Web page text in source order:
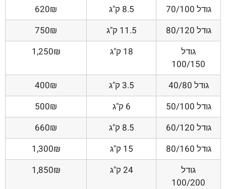
גודל 70/100
8.5 ק"ג
620₪
גודל 80/120
11.5 ק"ג
750₪
גודל
100/150
18 ק"ג 1,250₪
גודל 40/80 3.5 ק"ג
400₪
גודל 50/100
6 ק"ג
500₪
גודל 60/120
8.5 ק"ג
660₪
גודל 80/160
15 ק"ג
1,300₪
גודל
100/200
24 ק"ג 1,850₪